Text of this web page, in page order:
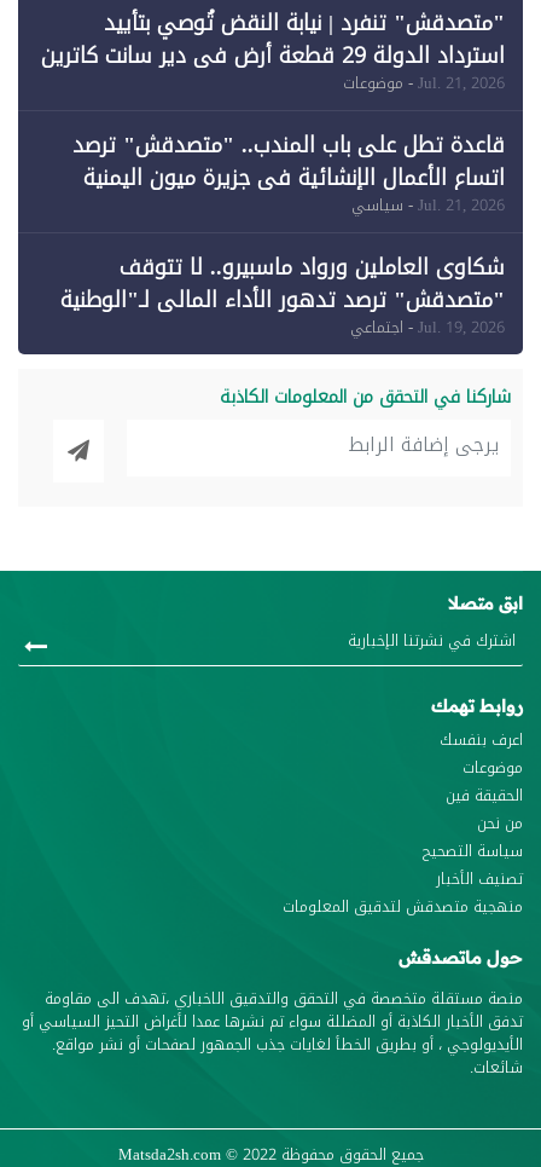
"متصدقش" تنفرد | نيابة النقض تُوصي بتأييد
استرداد الدولة 29 قطعة أرض في دير سانت كاترين
وقبول طعن الحكومة جزئيًا (1)
Jul. 21, 2026- موضوعات
قاعدة تطل على باب المندب.. "متصدقش" ترصد
اتساع الأعمال الإنشائية في جزيرة ميون اليمنية
Jul. 21, 2026- سياسي
شكاوى العاملين ورواد ماسبيرو.. لا تتوقف
"متصدقش" ترصد تدهور الأداء المالي لـ"الوطنية
للإعلام"
Jul. 19, 2026- اجتماعي
شاركنا في التحقق من المعلومات الكاذبة
ابق متصلا
روابط تهمك
اعرف بنفسك
موضوعات
الحقيقة فين
من نحن
سياسة التصحيح
تصنيف الأخبار
منهجية متصدقش لتدقيق المعلومات
حول ماتصدقش
منصة مستقلة متخصصة في التحقق والتدقيق الاخباري ،تهدف الى مقاومة
تدفق الأخبار الكاذبة أو المضللة سواء تم نشرها عمدا لأغراض التحيز السياسي أو
الأيديولوجي ، أو بطريق الخطأ لغايات جذب الجمهور لصفحات أو نشر مواقع.
شائعات.
جميع الحقوق محفوظة Matsda2sh.com© 2022